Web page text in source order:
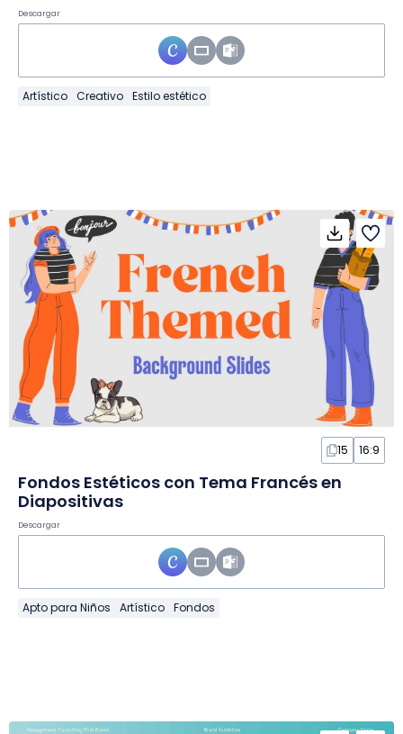
Descargar
Artístico Creativo Estilo estético
15 16:9
Fondos Estéticos con Tema Francés en
Diapositivas
Descargar
Apto para Niños Artístico Fondos